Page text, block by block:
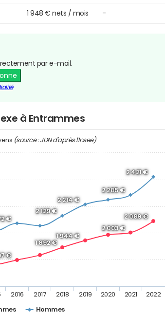
1 948 € nets / mois -
par e-mail.
à Entrammes
(source : JDN d'après l'Insee)
€
1 892 €
1 944 €
2 003 €
2 089 €
€
2 129 €
2 214 €
2 285 €
2 421 €
Hommes
2016 2017 2018 2019 2020 2021 2022